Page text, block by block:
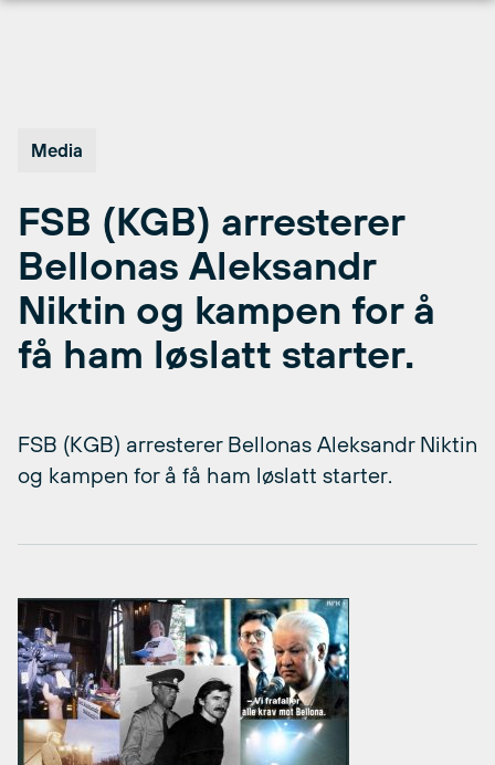
Media
FSB (KGB) arresterer
Bellonas Aleksandr
Niktin og kampen for å
få ham løslatt starter.
FSB (KGB) arresterer Bellonas Aleksandr Niktin
og kampen for å få ham løslatt starter.